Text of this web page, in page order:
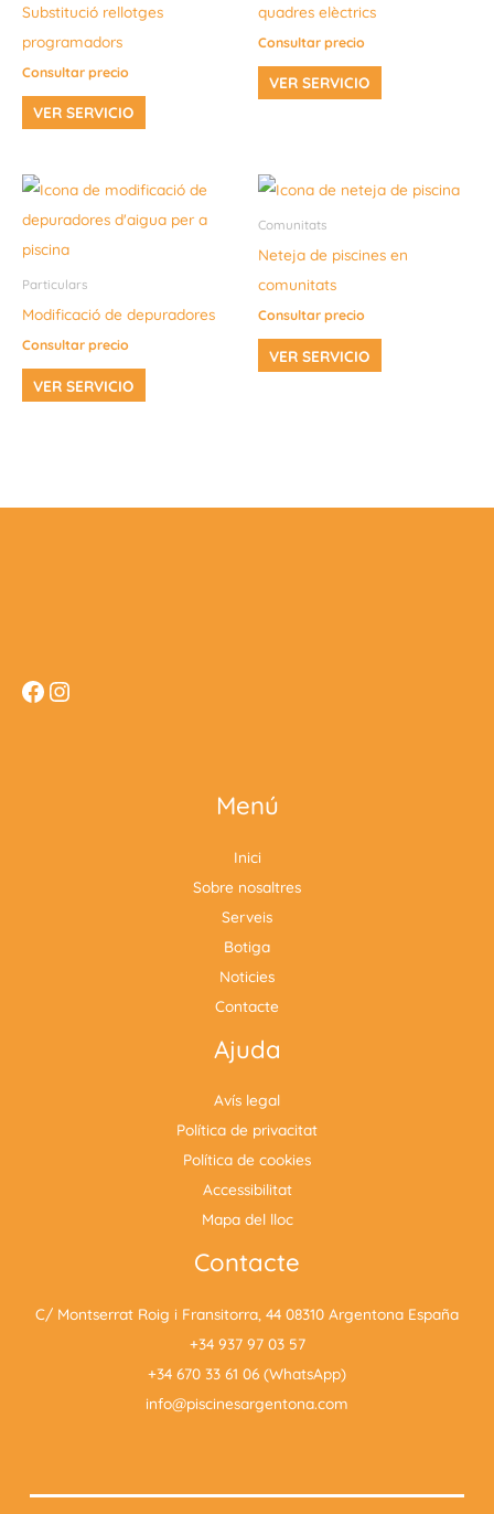
Substitució rellotges
programadors
Consultar precio
VER SERVICIO
quadres elèctrics
Consultar precio
VER SERVICIO
Particulars
Modificació de depuradores
Consultar precio
VER SERVICIO
Comunitats
Neteja de piscines en
comunitats
Consultar precio
VER SERVICIO
Menú
Inici
Sobre nosaltres
Serveis
Botiga
Noticies
Contacte
Ajuda
Avís legal
Política de privacitat
Política de cookies
Accessibilitat
Mapa del lloc
Contacte
C/ Montserrat Roig i Fransitorra, 44 08310 Argentona España
+34 937 97 03 57
+34 670 33 61 06 (WhatsApp)
info@piscinesargentona.com